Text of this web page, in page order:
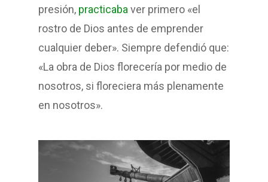
presión, practicaba ver primero «el
rostro de Dios antes de emprender
cualquier deber». Siempre defendió que:
«La obra de Dios florecería por medio de
nosotros, si floreciera más plenamente
en nosotros».